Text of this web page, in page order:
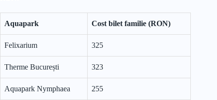
Aquapark Cost bilet familie (RON)
Felixarium 325
Therme București 323
Aquapark Nymphaea 255